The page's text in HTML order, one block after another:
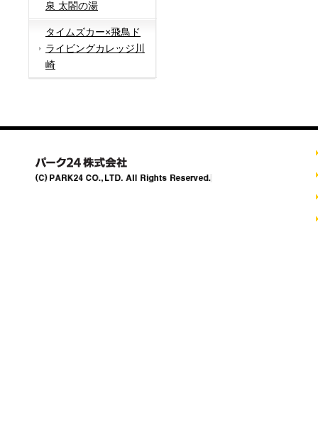
泉 太閤の湯
タイムズカー×飛鳥ド
ライビングカレッジ川
崎